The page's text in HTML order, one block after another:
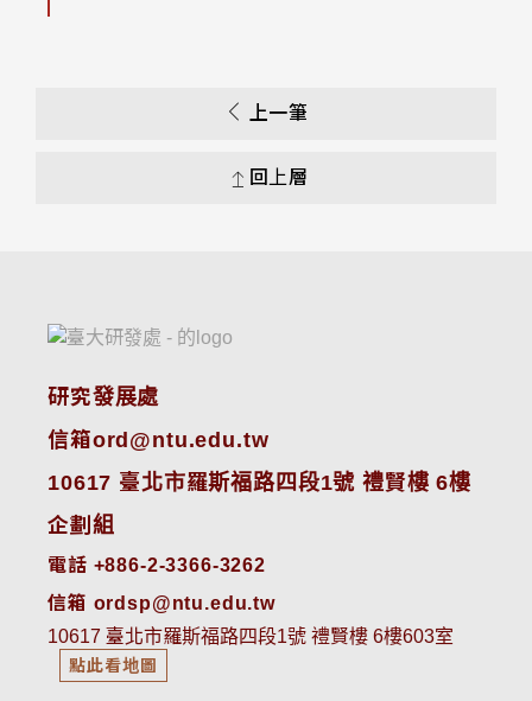
上一筆
回上層
研究發展處
信箱ord@ntu.edu.tw
10617 臺北市羅斯福路四段1號 禮賢樓 6樓
企劃組
電話 +886-2-3366-3262
信箱 ordsp@ntu.edu.tw
10617 臺北市羅斯福路四段1號 禮賢樓 6樓603室
點此看地圖